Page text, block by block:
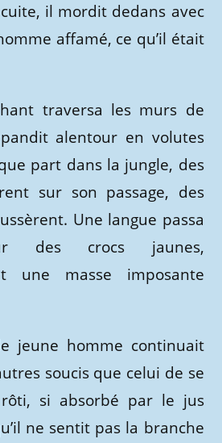
il mordit dedans avec
affamé, ce qu’il était
traversa les murs de
alentour en volutes
part dans la jungle, des
sur son passage, des
Une langue passa
des crocs jaunes,
une masse imposante
jeune homme continuait
soucis que celui de se
si absorbé par le jus
ne sentit pas la branche